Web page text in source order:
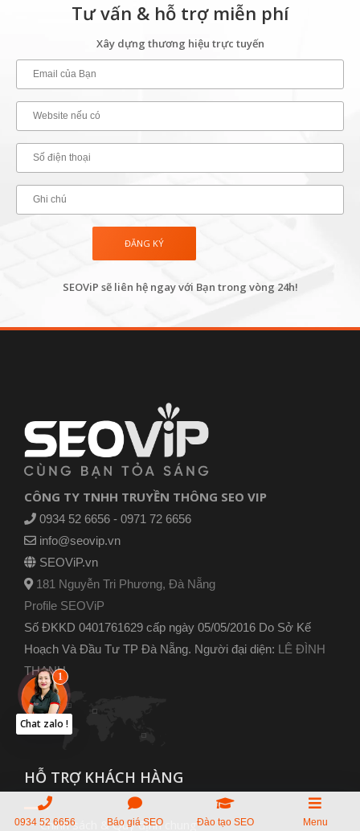
Tư vấn & hỗ trợ miễn phí
Xây dựng thương hiệu trực tuyến
SEOViP sẽ liên hệ ngay với Bạn trong vòng 24h!
CÔNG TY TNHH TRUYỀN THÔNG SEO VIP
0934 52 6656 - 0971 72 6656
info@seovip.vn
SEOViP.vn
181 Nguyễn Tri Phương, Đà Nẵng
Profile SEOViP
Số ĐKKD 0401761629 cấp ngày 05/05/2016 Do Sở Kế
Hoạch Và Đầu Tư TP Đà Nẵng. Người đại diện: LÊ ĐÌNH
THANH
HỖ TRỢ KHÁCH HÀNG
Chính sách & Quy định chung
Chat zalo !
0934 52 6656 Báo giá SEO Đào tạo SEO Menu